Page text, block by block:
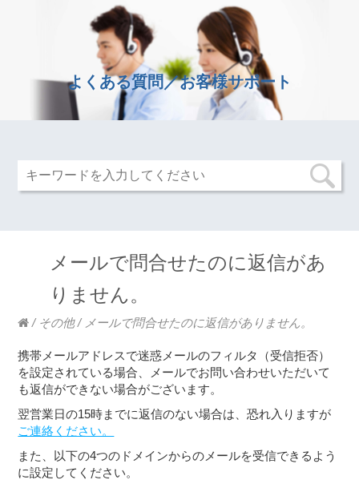
よくある質問／お客様サポート
メールで問合せたのに返信があ
りません。
/ その他 / メールで問合せたのに返信がありません。
携帯メールアドレスで迷惑メールのフィルタ（受信拒否）
を設定されている場合、メールでお問い合わせいただいて
も返信ができない場合がございます。
翌営業日の15時までに返信のない場合は、恐れ入りますが
ご連絡ください。
また、以下の4つのドメインからのメールを受信できるよう
に設定してください。